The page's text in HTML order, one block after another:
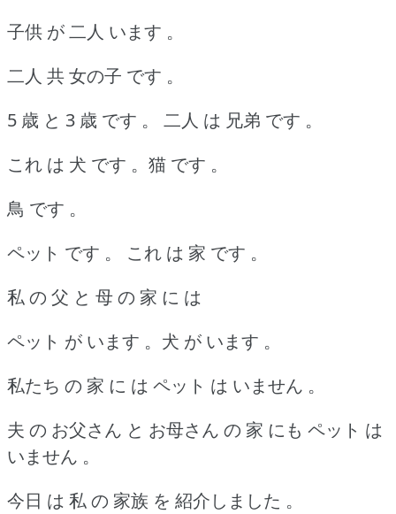
子供 が 二人 います 。
二人 共 女の子 です 。
5 歳 と 3 歳 です 。
二人 は 兄弟 です 。
これ は 犬 です 。猫 です 。
鳥 です 。
ペット です 。
これ は 家 です 。
私 の 父 と 母 の 家 に は
ペット が います 。犬 が います 。
私たち の 家 に は ペット は いません 。
夫 の お父さん と お母さん の 家 にも ペット は
いません 。
今日 は 私 の 家族 を 紹介しました 。